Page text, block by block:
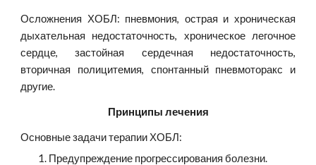
Осложнения ХОБЛ: пневмония, острая и хроническая
дыхательная недостаточность, хроническое легочное
сердце, застойная сердечная недостаточность,
вторичная полицитемия, спонтанный пневмоторакс и
другие.
Принципы лечения
Основные задачи терапии ХОБЛ:
Предупреждение прогрессирования болезни.